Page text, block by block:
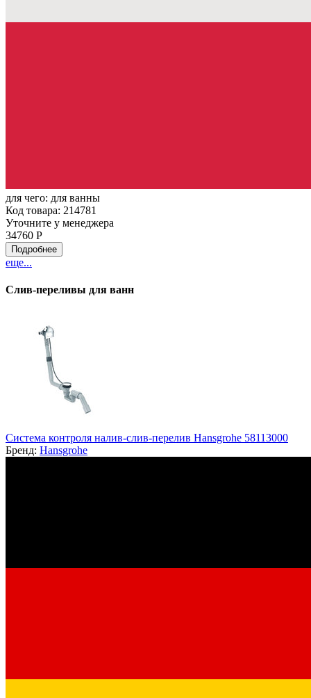
для чего: для ванны
Код товара: 214781
Уточните у менеджера
34760 Р
Подробнее
еще...
Слив-переливы для ванн
Система контроля налив-слив-перелив Hansgrohe 58113000
Бренд: Hansgrohe